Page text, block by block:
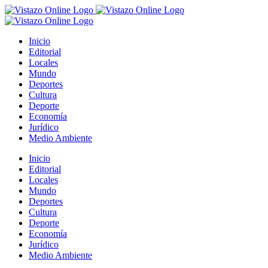
Saltar
al
Inicio
Editorial
Locales
Mundo
Deportes
Cultura
Deporte
Economía
Jurídico
Medio Ambiente
Inicio
Editorial
Locales
Mundo
Deportes
Cultura
Deporte
Economía
Jurídico
Medio Ambiente